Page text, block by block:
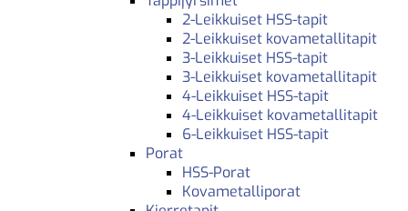
2-Leikkuiset HSS-tapit
2-Leikkuiset kovametallitapit
3-Leikkuiset HSS-tapit
3-Leikkuiset kovametallitapit
4-Leikkuiset HSS-tapit
4-Leikkuiset kovametallitapit
6-Leikkuiset HSS-tapit
Porat
HSS-Porat
Kovametalliporat